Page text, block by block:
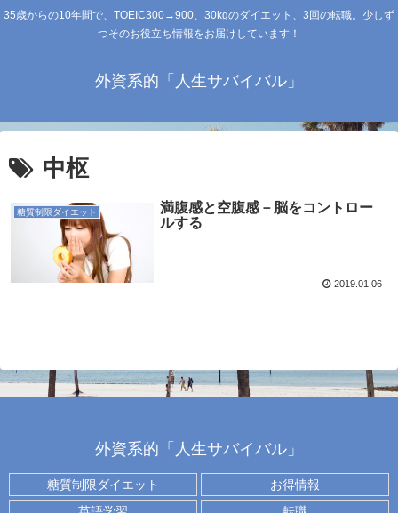
35歳からの10年間で、TOEIC300→900、30kgのダイエット、3回の転職。少しず
つそのお役立ち情報をお届けしています！
外資系的「人生サバイバル」
中枢
糖質制限ダイエット
満腹感と空腹感－脳をコントロー
ルする
2019.01.06
外資系的「人生サバイバル」
糖質制限ダイエット
お得情報